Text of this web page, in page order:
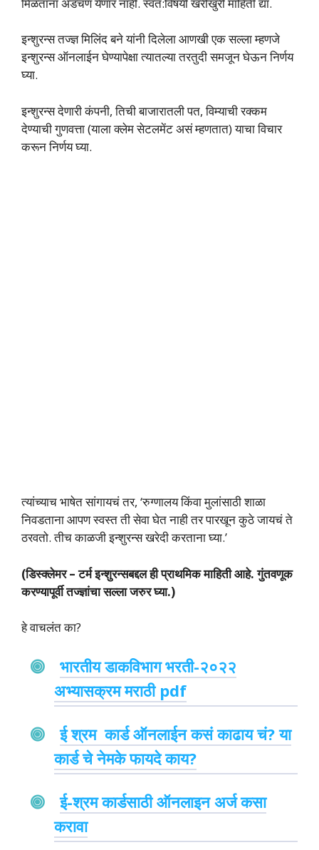
इन्शुरन्स तज्ज्ञ मिलिंद बने यांनी दिलेला आणखी एक सल्ला म्हणजे
इन्शुरन्स ऑनलाईन घेण्यापेक्षा त्यातल्या तरतुदी समजून घेऊन निर्णय
घ्या.
इन्शुरन्स देणारी कंपनी, तिची बाजारातली पत, विम्याची रक्कम
देण्याची गुणवत्ता (याला क्लेम सेटलमेंट असं म्हणतात) याचा विचार
करून निर्णय घ्या.
त्यांच्याच भाषेत सांगायचं तर, ‘रुग्णालय किंवा मुलांसाठी शाळा
निवडताना आपण स्वस्त ती सेवा घेत नाही तर पारखून कुठे जायचं ते
ठरवतो. तीच काळजी इन्शुरन्स खरेदी करताना घ्या.’
(डिस्क्लेमर – टर्म इन्शुरन्सबद्दल ही प्राथमिक माहिती आहे. गुंतवणूक
करण्यापूर्वी तज्ज्ञांचा सल्ला जरुर घ्या.)
हे वाचलंत का?
भारतीय डाकविभाग भरती-२०२२
अभ्यासक्रम मराठी pdf
ई श्रम कार्ड ऑनलाईन कसं काढाय चं? या
कार्ड चे नेमके फायदे काय?
ई-श्रम कार्डसाठी ऑनलाइन अर्ज कसा
करावा